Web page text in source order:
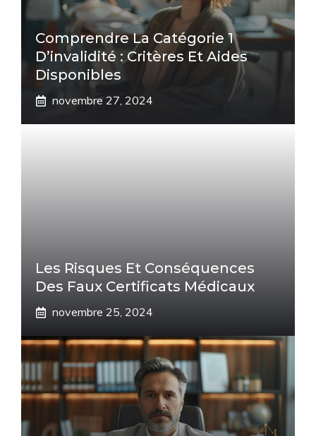
Comprendre La Catégorie 1
D’invalidité : Critères Et Aides
Disponibles
novembre 27, 2024
Les Risques Et Conséquences
Des Faux Certificats Médicaux
novembre 25, 2024